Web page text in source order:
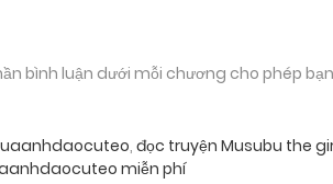
bình luận dưới mỗi chương cho phép
, đọc truyện Musubu the
miễn phí